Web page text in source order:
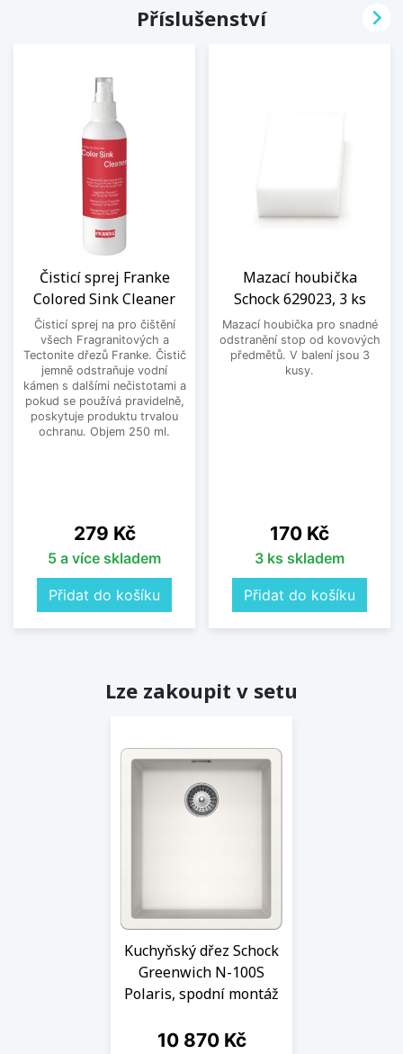
Příslušenství
Čisticí sprej Franke
Colored Sink Cleaner
Čisticí sprej na pro čištění
všech Fragranitových a
Tectonite dřezů Franke. Čistič
jemně odstraňuje vodní
kámen s dalšími nečistotami a
pokud se používá pravidelně,
poskytuje produktu trvalou
ochranu. Objem 250 ml.
Cena
279 Kč
5 a více skladem
Přidat do košíku
Mazací houbička
Schock 629023, 3 ks
Mazací houbička pro snadné
odstranění stop od kovových
předmětů. V balení jsou 3
kusy.
Cena
170 Kč
3 ks skladem
Přidat do košíku

Lze zakoupit v setu
Kuchyňský dřez Schock
Greenwich N-100S
Polaris, spodní montáž
Cena
10 870 Kč